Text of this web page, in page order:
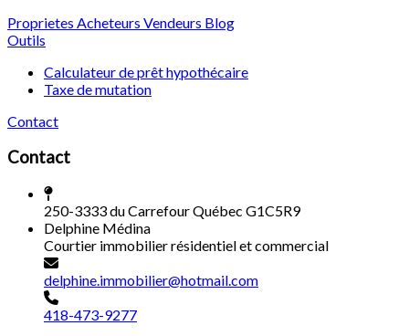
Proprietes Acheteurs Vendeurs Blog
Outils
Calculateur de prêt hypothécaire
Taxe de mutation
Contact
Contact
250-3333 du Carrefour Québec G1C5R9
Delphine Médina
Courtier immobilier résidentiel et commercial
delphine.immobilier@hotmail.com
418-473-9277